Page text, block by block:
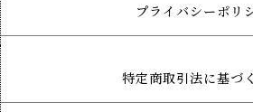
プライバシーポリ
特定商取引法に基づ